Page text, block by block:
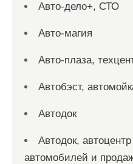
Авто-дело+, СТО
Авто-магия
Авто-плаза,
Автобэст,
Автодок
Автодок,
автомобилей и